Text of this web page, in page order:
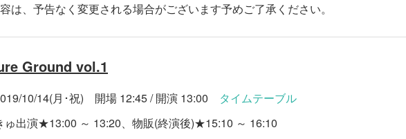
は、予告なく変更される場合がございます予めご了承ください。
Ground vol.1
10/14(月･祝) 開場 12:45 / 開演 13:00 タイムテーブル
ゅ出演★13:00 ～ 13:20、物販(終演後)★15:10 ～ 16:10